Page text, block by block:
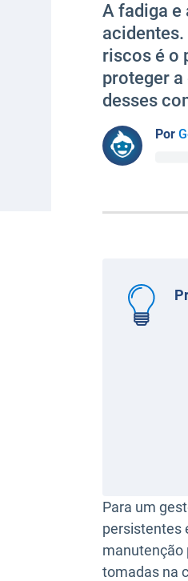
A fadiga e
riscos é o
proteger a
desses
Por
Para um
persistentes
manutenção
tomadas na